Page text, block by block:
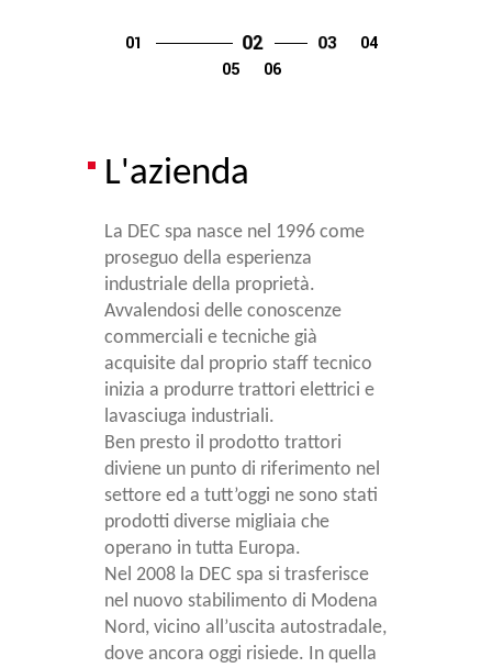
L'azienda
La DEC spa nasce nel 1996 come
proseguo della esperienza
industriale della proprietà.
Avvalendosi delle conoscenze
commerciali e tecniche già
acquisite dal proprio staff tecnico
inizia a produrre trattori elettrici e
lavasciuga industriali.
Ben presto il prodotto trattori
diviene un punto di riferimento nel
settore ed a tutt’oggi ne sono stati
prodotti diverse migliaia che
operano in tutta Europa.
Nel 2008 la DEC spa si trasferisce
nel nuovo stabilimento di Modena
Nord, vicino all’uscita autostradale,
dove ancora oggi risiede. In quella